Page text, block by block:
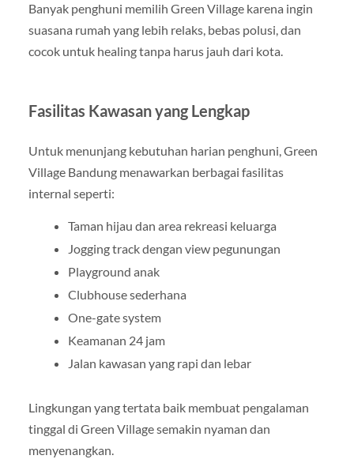
Banyak penghuni memilih Green Village karena ingin
suasana rumah yang lebih relaks, bebas polusi, dan
cocok untuk healing tanpa harus jauh dari kota.
Fasilitas Kawasan yang Lengkap
Untuk menunjang kebutuhan harian penghuni, Green
Village Bandung menawarkan berbagai fasilitas
internal seperti:
Taman hijau dan area rekreasi keluarga
Jogging track dengan view pegunungan
Playground anak
Clubhouse sederhana
One-gate system
Keamanan 24 jam
Jalan kawasan yang rapi dan lebar
Lingkungan yang tertata baik membuat pengalaman
tinggal di Green Village semakin nyaman dan
menyenangkan.